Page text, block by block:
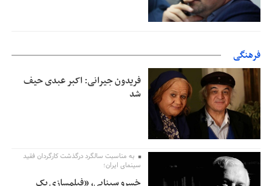
فرهنگی
فریدون جیرانی: اکبر عبدی حیف
شد
به مناسبت سالگرد درگذشت کارگردان فقید
سینمای ایران؛